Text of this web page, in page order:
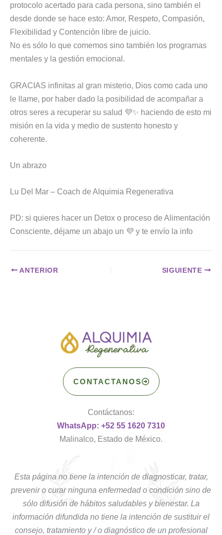
protocolo acertado para cada persona, sino también el
desde donde se hace esto: Amor, Respeto, Compasión,
Flexibilidad y Contención libre de juicio.
No es sólo lo que comemos sino también los programas
mentales y la gestión emocional.
GRACIAS infinitas al gran misterio, Dios como cada uno
le llame, por haber dado la posibilidad de acompañar a
otros seres a recuperar su salud 💜✨ haciendo de esto mi
misión en la vida y medio de sustento honesto y
coherente.
Un abrazo
Lu Del Mar – Coach de Alquimia Regenerativa
PD: si quieres hacer un Detox o proceso de Alimentación
Consciente, déjame un abajo un 💜 y te envío la info
ANTERIOR SIGUIENTE
CONTACTANOS
Contáctanos:
WhatsApp: +52 55 1620 7310
Malinalco, Estado de México.
Esta página no tiene la intención de diagnosticar, tratar,
prevenir o curar ninguna enfermedad o condición sino de
sólo difusión de hábitos saludables y bienestar. La
información difundida no tiene la intención de sustituir el
consejo, tratamiento y / o diagnóstico de un profesional